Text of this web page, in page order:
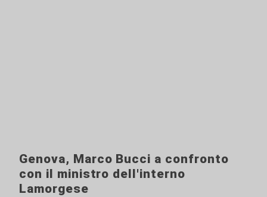
Genova, Marco Bucci a confronto
con il ministro dell'interno
Lamorgese